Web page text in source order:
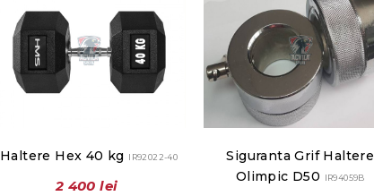
Haltere Hex 40 kg IR92022-40
2 400 lei
Siguranta Grif Haltere
Olimpic D50
IR94059B